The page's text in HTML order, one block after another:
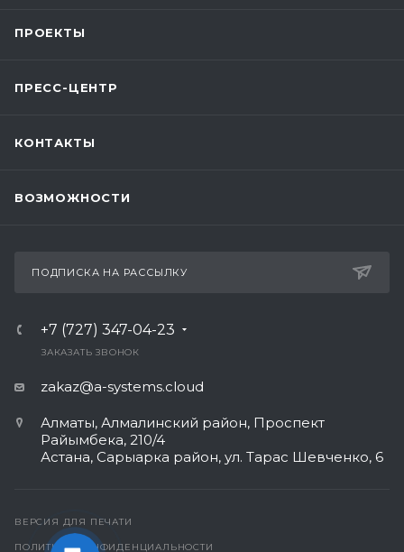
ПРОЕКТЫ
ПРЕСС-ЦЕНТР
КОНТАКТЫ
ВОЗМОЖНОСТИ
ПОДПИСКА НА РАССЫЛКУ
+7 (727) 347-04-23
ЗАКАЗАТЬ ЗВОНОК
zakaz@a-systems.cloud
Алматы, ​Алмалинский район, Проспект
Райымбека, 210/4
Астана, Сарыарка район, ул. Тарас Шевченко, 6​
ВЕРСИЯ ДЛЯ ПЕЧАТИ
ПОЛИТИКА КОНФИДЕНЦИАЛЬНОСТИ